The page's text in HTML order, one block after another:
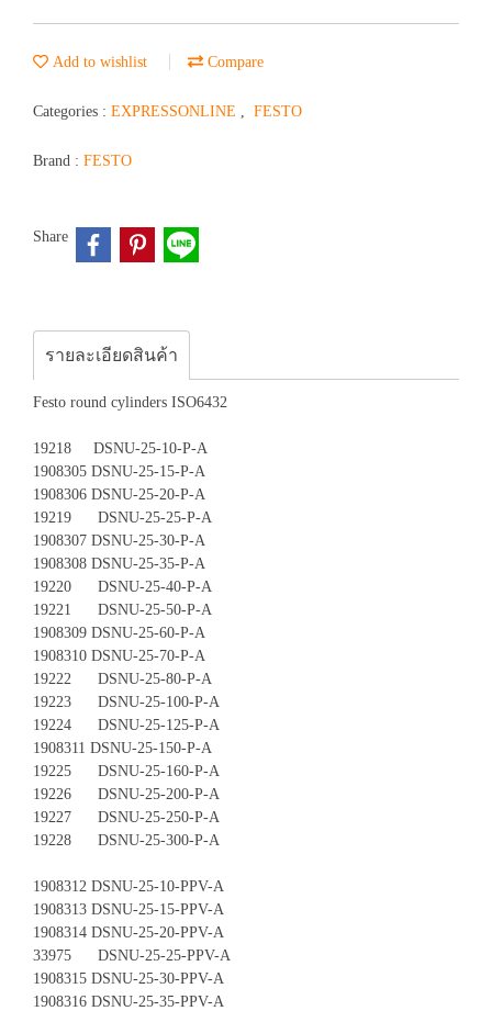
Add to wishlist Compare
Categories : EXPRESSONLINE , FESTO
Brand : FESTO
Share
รายละเอียดสินค้า
Festo round cylinders ISO6432
19218 DSNU-25-10-P-A
1908305 DSNU-25-15-P-A
1908306 DSNU-25-20-P-A
19219 DSNU-25-25-P-A
1908307 DSNU-25-30-P-A
1908308 DSNU-25-35-P-A
19220 DSNU-25-40-P-A
19221 DSNU-25-50-P-A
1908309 DSNU-25-60-P-A
1908310 DSNU-25-70-P-A
19222 DSNU-25-80-P-A
19223 DSNU-25-100-P-A
19224 DSNU-25-125-P-A
1908311 DSNU-25-150-P-A
19225 DSNU-25-160-P-A
19226 DSNU-25-200-P-A
19227 DSNU-25-250-P-A
19228 DSNU-25-300-P-A
1908312 DSNU-25-10-PPV-A
1908313 DSNU-25-15-PPV-A
1908314 DSNU-25-20-PPV-A
33975 DSNU-25-25-PPV-A
1908315 DSNU-25-30-PPV-A
1908316 DSNU-25-35-PPV-A